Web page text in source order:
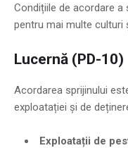
Condițiile de acordare
pentru mai multe
Lucernă (PD-10)
Acordarea sprijinului
exploatației și de
Exploatații de